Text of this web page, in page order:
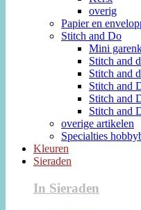
overig
Papier en
Stitch and Do
Mini
Stitch and
Stitch and
Stitch and
Stitch and
Stitch and
overige artikelen
Specialties
Kleuren
Sieraden
In Sieraden